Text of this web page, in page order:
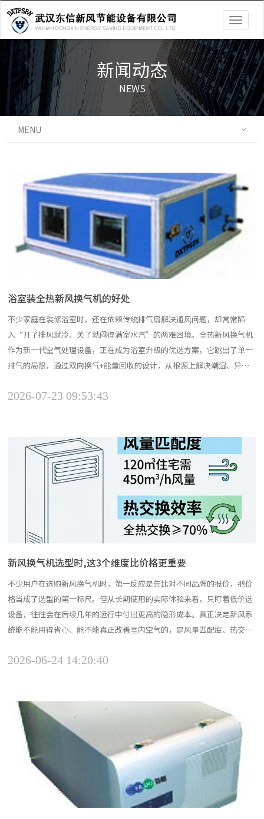
新闻动态
NEWS
MENU
浴室装全热新风换气机的好处
不少家庭在装修浴室时，还在依赖传统排气扇解决通风问题，却常常陷
入“开了排风就冷、关了就闷得满室水汽”的两难困境。全热新风换气机
作为新一代空气处理设备，正在成为浴室升级的优选方案，它跳出了单一
排气的局限，通过双向换气+能量回收的设计，从根源上解决潮湿、异
生浴室是家中水汽最集中的区域，传统排气扇只能被动排出部分浑浊空
2026-07-23 09:53:43
新风换气机选型时,这3个维度比价格更重要
不少用户在选购新风换气机时，第一反应是先比对不同品牌的报价，把价
格当成了选型的第一标尺。但从长期使用的实际体验来看，只盯着低价选
设备，往往会在后续几年的运行中付出更高的隐形成本。真正决定新风系
统能不能用得省心、能不能真正改善室内空气的，是风量匹配度、热交换
价格。第一个维度：风量匹配度，决定了换气效果的基础底线很多人选购
2026-06-24 14:20:40